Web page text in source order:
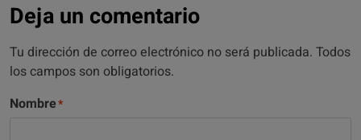
Deja un comentario
Tu dirección de correo electrónico no será publicada. Todos
los campos son obligatorios.
Nombre